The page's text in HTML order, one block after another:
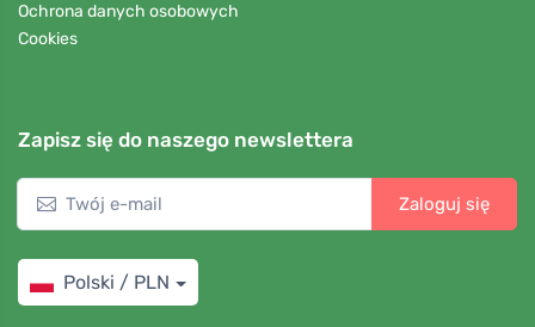
Ochrona danych osobowych
Cookies
Zapisz się do naszego newslettera
Zaloguj się
Polski / PLN